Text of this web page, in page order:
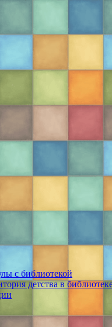
с библиотекой
детства в